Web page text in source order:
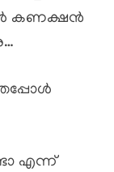
കണക്ഷൻ
എന്ന്